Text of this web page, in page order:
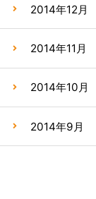
2014年12月
2014年11月
2014年10月
2014年9月